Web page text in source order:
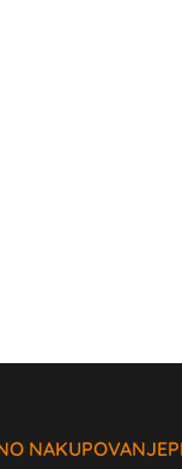
NAKUPOVANJE